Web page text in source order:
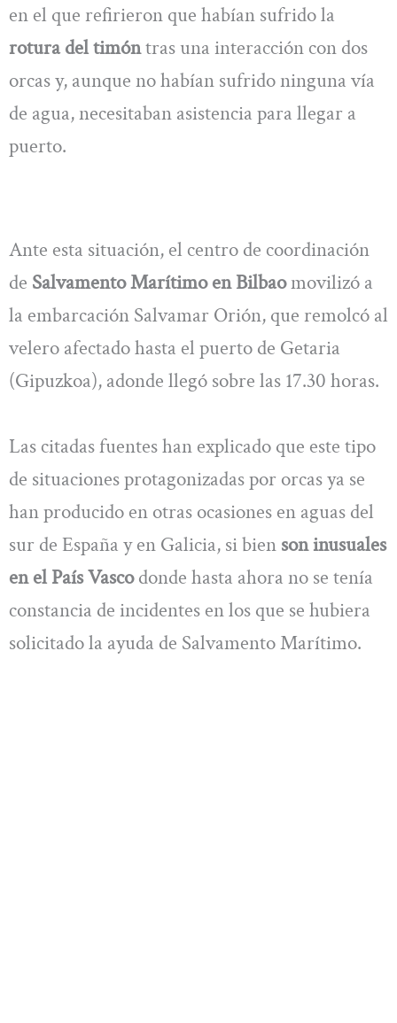
en el que refirieron que habían sufrido la
rotura del timóntras una interacción con dos
orcas y, aunque no habían sufrido ninguna vía
de agua, necesitaban asistencia para llegar a
puerto.
Ante esta situación, el centro de coordinación
de Salvamento Marítimo en Bilbaomovilizó a
la embarcación Salvamar Orión, que remolcó al
velero afectado hasta el puerto de Getaria
(Gipuzkoa), adonde llegó sobre las 17.30 horas.
Las citadas fuentes han explicado que este tipo
de situaciones protagonizadas por orcas ya se
han producido en otras ocasiones en aguas del
sur de España y en Galicia, si bien son inusuales
en el País Vascodonde hasta ahora no se tenía
constancia de incidentes en los que se hubiera
solicitado la ayuda de Salvamento Marítimo.